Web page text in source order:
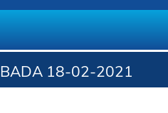
18-02-2021